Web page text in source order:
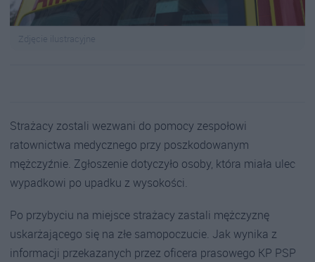
Zdjęcie ilustracyjne
Strażacy zostali wezwani do pomocy zespołowi
ratownictwa medycznego przy poszkodowanym
mężczyźnie. Zgłoszenie dotyczyło osoby, która miała ulec
wypadkowi po upadku z wysokości.
Po przybyciu na miejsce strażacy zastali mężczyznę
uskarżającego się na złe samopoczucie. Jak wynika z
informacji przekazanych przez oficera prasowego KP PSP